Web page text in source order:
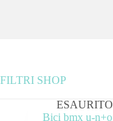
FILTRI SHOP
ESAURITO